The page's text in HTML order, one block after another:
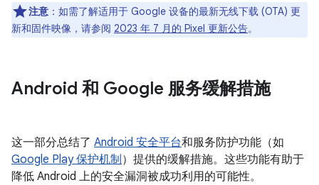
注意 ：如需了解适用于 Google 设备的最新无线下载 (OTA) 更
新和固件映像，请参阅 2023 年 7 月的 Pixel 更新公告。
Android 和 Google 服务缓解措施
这一部分总结了 Android 安全平台和服务防护功能（如
Google Play 保护机制 ）提供的缓解措施。这些功能有助于
降低 Android 上的安全漏洞被成功利用的可能性。